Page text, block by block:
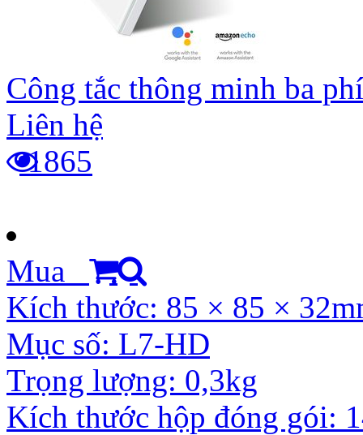
Công tắc thông minh ba
Liên hệ
1865
Mua
Kích thước: 85 × 85 ×
Mục số: L7-HD
Trọng lượng: 0,3kg
Kích thước hộp đóng gói: